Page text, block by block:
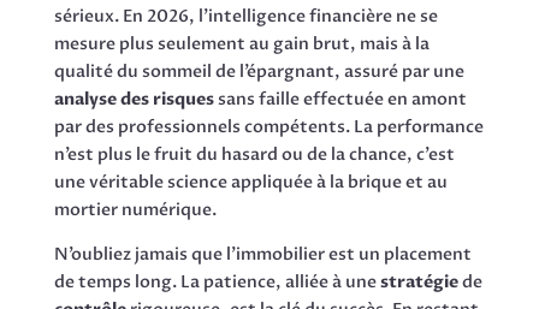
sérieux. En 2026, l’intelligence financière ne se
mesure plus seulement au gain brut, mais à la
qualité du sommeil de l’épargnant, assuré par une
analyse des risquessans faille effectuée en amont
par des professionnels compétents. La performance
n’est plus le fruit du hasard ou de la chance, c’est
une véritable science appliquée à la brique et au
mortier numérique.
N’oubliez jamais que l’immobilier est un placement
de temps long. La patience, alliée à unestratégiede